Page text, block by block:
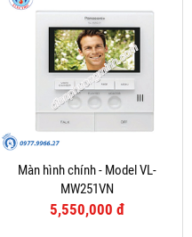
Màn hình chính - Model VL-
MW251VN
5,550,000 đ